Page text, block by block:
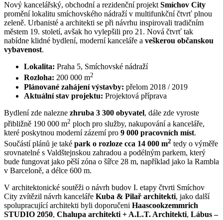
Nový kancelářský, obchodní a rezidenční projekt Smíchov City
promění lokalitu smíchovského nádraží v multifunkční čtvrť plnou
zeleně. Urbanisté a architekti se při návrhu inspirovali tradičním
městem 19. století, avšak ho vylepšili pro 21. Nová čtvrť tak
nabídne klidné bydlení, moderní kanceláře a veškerou občanskou
vybavenost.
Lokalita: Praha 5, Smíchovské nádraží
Rozloha: 200 000 m2
Plánované zahájení výstavby: přelom 2018 / 2019
Aktuální stav projektu: Projektová příprava
Bydlení zde nalezne zhruba 3 300 obyvatel, dále zde vyroste
přibližně 190 000 m2 ploch pro služby, nakupování a kanceláře,
které poskytnou moderní zázemí pro 9 000 pracovních míst.
Součástí plánů je také park o rozloze cca 14 000 m2 tedy o výměře
srovnatelné s Valdštejnskou zahradou a podélným parkem, který
bude fungovat jako pěší zóna o šířce 28 m, například jako la Rambla
v Barceloně, a délce 600 m.
V architektonické soutěži o návrh budov I. etapy čtvrti Smíchov
City zvítězil návrh kanceláře Kuba & Pilař architekti, jako další
spolupracující architekti byli doporučeni Haascookzemmrich
STUDIO 2050, Chalupa architekti + A.L.T. Architekti, Lábus –